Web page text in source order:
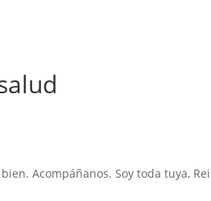
Acompáñanos. Soy toda tuya,